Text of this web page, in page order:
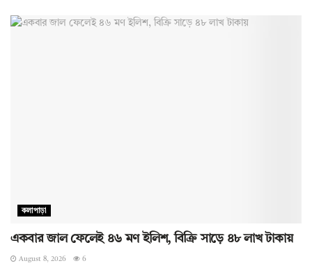
কলাপাড়া
একবার জাল ফেলেই ৪৬ মণ ইলিশ, বিক্রি সাড়ে ৪৮ লাখ টাকায়
August 8, 2026 6